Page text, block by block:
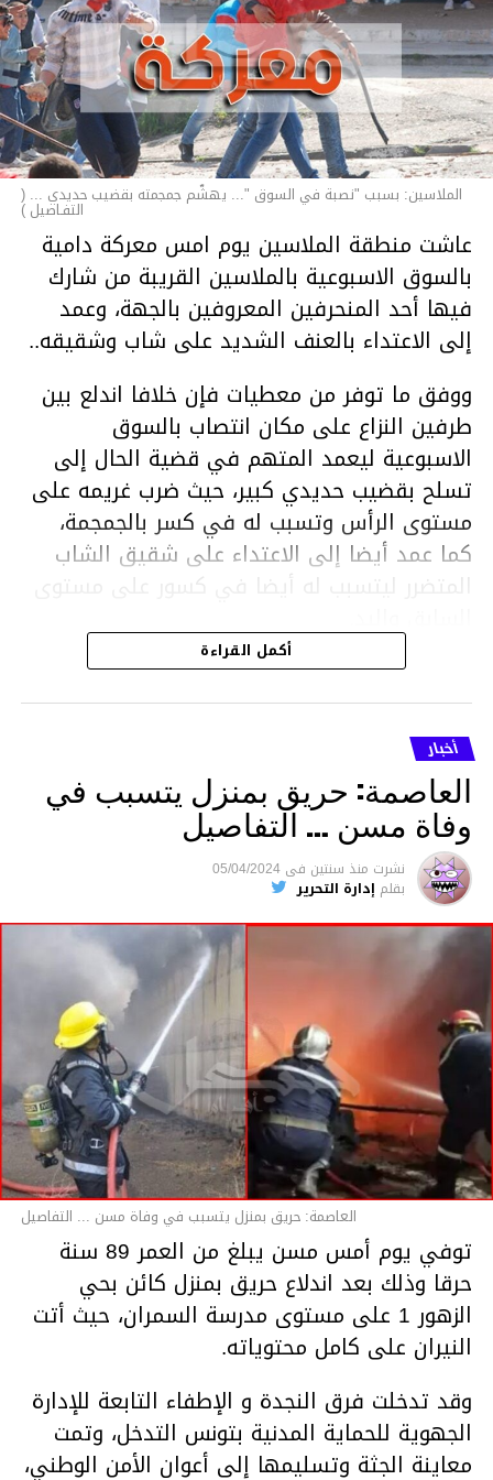
الملاسين: بسبب "نصبة في السوق "... يهشّم جمجمته بقضيب حديدي ... (
التفـاصيل )
عاشت منطقة الملاسين يوم امس معركة دامية
بالسوق الاسبوعية بالملاسين القريبة من شارك
فيها أحد المنحرفين المعروفين بالجهة، وعمد
إلى الاعتداء بالعنف الشديد على شاب وشقيقه..
ووفق ما توفر من معطيات فإن خلافا اندلع بين
طرفين النزاع على مكان انتصاب بالسوق
الاسبوعية ليعمد المتهم في قضية الحال إلى
تسلح بقضيب حديدي كبير، حيث ضرب غريمه على
مستوى الرأس وتسبب له في كسر بالجمجمة،
كما عمد أيضا إلى الاعتداء على شقيق الشاب
المتضرر ليتسبب له أيضا في كسور على مستوى
هذا وقد تمكن أعوان مركز الأمن الوطني بحي
هلال في توقيت قياسي من محاصرة المشتبه به
والقبض عليه وإحالته على التحقيق في خصوص
ما نُسبه إليه.
متابعة
قسم الاخبار
أكمل القراءة
أخبار
العاصمة: حريق بمنزل يتسبب في
وفاة مسن … التفاصيل
نشرت منذ سنتين فى 05/04/2024
بقلم إدارة التحرير
العاصمة: حريق بمنزل يتسبب في وفاة مسن ... التفاصيل
توفي يوم أمس مسن يبلغ من العمر 89 سنة
حرقا وذلك بعد اندلاع حريق بمنزل كائن بحي
الزهور 1 على مستوى مدرسة السمران، حيث أتت
النيران على كامل محتوياته.
وقد تدخلت فرق النجدة و الإطفاء التابعة للإدارة
الجهوية للحماية المدنية بتونس التدخل، وتمت
معاينة الجثة وتسليمها إلى أعوان الأمن الوطني،